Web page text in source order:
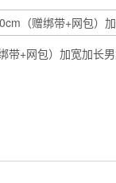
带+网包）加宽加长